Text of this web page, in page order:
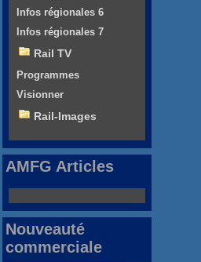
Infos régionales 6
Infos régionales 7
Rail TV
Programmes
Visionner
Rail-Images
AMFG Articles
Nouveauté
commerciale